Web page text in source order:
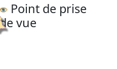
Point de prise
de vue